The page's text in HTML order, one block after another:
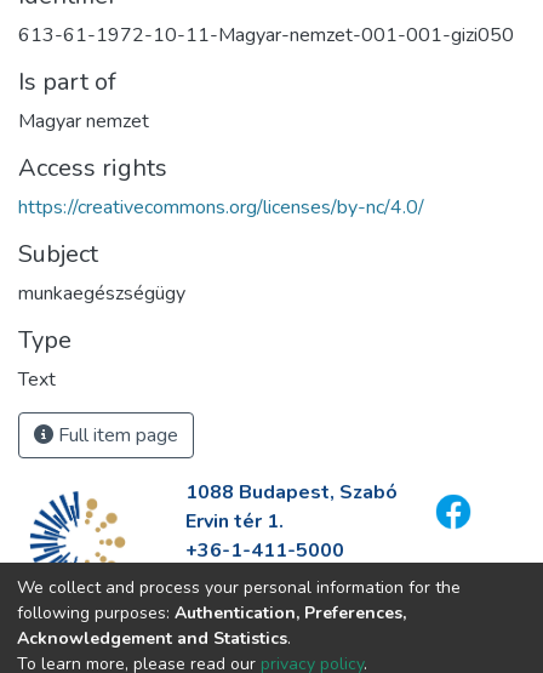
613-61-1972-10-11-Magyar-nemzet-001-001-gizi050
Is part of
Magyar nemzet
Access rights
https://creativecommons.org/licenses/by-nc/4.0/
Subject
munkaegészségügy
Type
Text
Full item page
1088 Budapest, Szabó
Ervin tér 1.
+36-1-411-5000
info@fszek.hu
https://fszek.hu
We collect and process your personal information for the
following purposes: Authentication, Preferences,
Acknowledgement and Statistics.
To learn more, please read our privacy policy.